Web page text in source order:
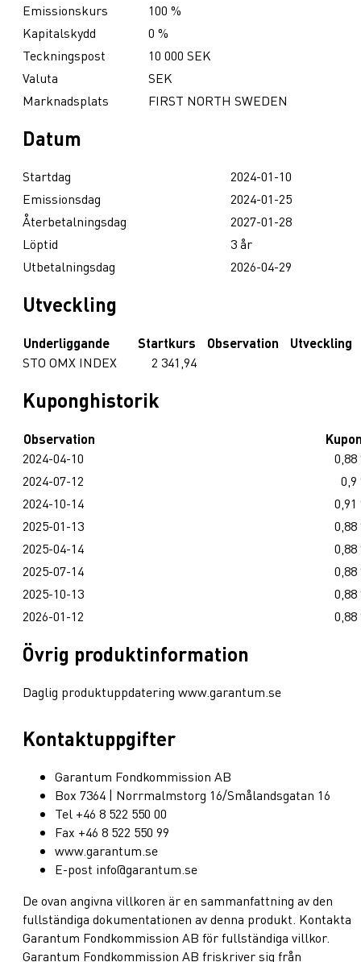
Emissionskurs
100 %
Kapitalskydd
0 %
Teckningspost
10 000 SEK
Valuta
SEK
Marknadsplats
FIRST NORTH SWEDEN
Datum
Startdag
2024-01-10
Emissionsdag
2024-01-25
Återbetalningsdag
2027-01-28
Löptid
3 år
Utbetalningsdag
2026-04-29
Utveckling
Underliggande Startkurs Observation
Utveckling
STO OMX INDEX
2 341,94
Kuponghistorik
Observation
2024-04-10
0,88
2024-07-12
0,9
2024-10-14
0,91
2025-01-13
0,88
2025-04-14
0,88
2025-07-14
0,88
2025-10-13
0,88
2026-01-12
0,88
Övrig produktinformation
Daglig produktuppdatering www.garantum.se
Kontaktuppgifter
Garantum Fondkommission AB
Box 7364 | Norrmalmstorg 16/Smålandsgatan 16
Tel +46 8 522 550 00
Fax +46 8 522 550 99
www.garantum.se
E-post info@garantum.se
De ovan angivna villkoren är en sammanfattning av den
fullständiga dokumentationen av denna produkt. Kontakta
Garantum Fondkommission AB för fullständiga villkor.
Garantum Fondkommission AB friskriver sig från